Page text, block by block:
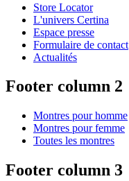
Store Locator
L'univers Certina
Espace presse
Formulaire de contact
Actualités
Footer column 2
Montres pour homme
Montres pour femme
Toutes les montres
Footer column 3